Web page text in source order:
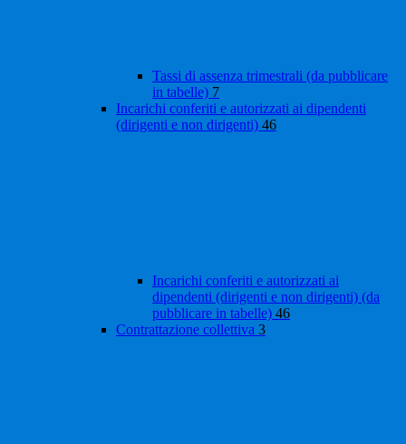
Tassi di assenza trimestrali (da pubblicare
in tabelle) 7
Incarichi conferiti e autorizzati ai dipendenti
(dirigenti e non dirigenti) 46
Incarichi conferiti e autorizzati ai
dipendenti (dirigenti e non dirigenti) (da
pubblicare in tabelle) 46
Contrattazione collettiva 3